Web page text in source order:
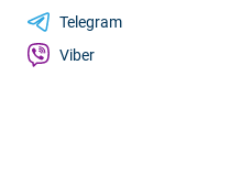
Telegram
Viber